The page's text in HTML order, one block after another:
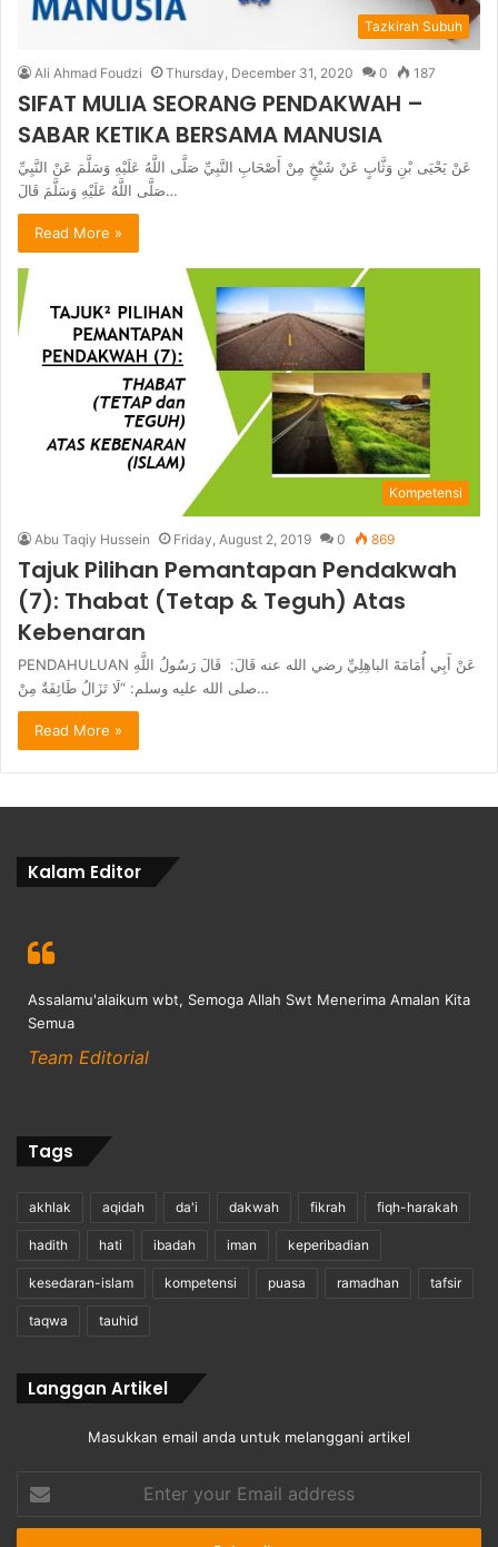
Tazkirah Subuh
Ali Ahmad Foudzi Thursday, December 31, 2020 0 187
SIFAT MULIA SEORANG PENDAKWAH –
SABAR KETIKA BERSAMA MANUSIA
عَنْ يَحْيَى بْنِ وَثَّابٍ عَنْ شَيْخٍ مِنْ أَصْحَابِ النَّبِيِّ صَلَّى اللَّهُ عَلَيْهِ وَسَلَّمَ عَنْ النَّبِيِّ
صَلَّى اللَّهُ عَلَيْهِ وَسَلَّمَ قَالَ…
Read More »
Kompetensi
Abu Taqiy Hussein Friday, August 2, 2019 0 869
Tajuk Pilihan Pemantapan Pendakwah
(7): Thabat (Tetap & Teguh) Atas
Kebenaran
PENDAHULUAN عَنْ أَبِي أُمَامَةَ الباهِلِيِّ رضي الله عنه قَالَ: قَالَ رَسُولُ اللَّهِ
صلى الله عليه وسلم: “لَا تَزَالُ طَائِفَةٌ مِنْ…
Read More »
Kalam Editor
Assalamu'alaikum wbt, Semoga Allah Swt Menerima Amalan Kita
Semua
Team Editorial
Tags
akhlak aqidah da'i dakwah fikrah fiqh-harakah
hadith hati ibadah iman keperibadian
kesedaran-islam kompetensi puasa ramadhan tafsir
taqwa tauhid
Langgan Artikel
Masukkan email anda untuk melanggani artikel
your
Email